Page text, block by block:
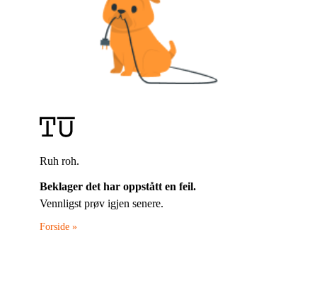
Ruh roh.
Beklager det har oppstått en feil.
Vennligst prøv igjen senere.
Forside »